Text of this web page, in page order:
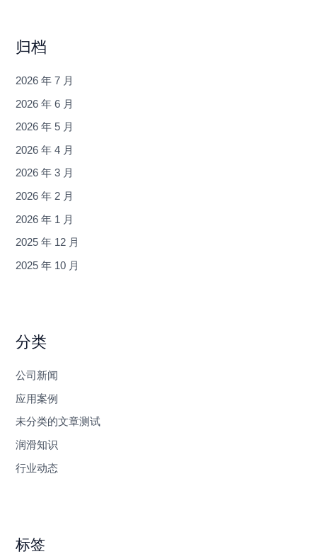
归档
2026 年 7 月
2026 年 6 月
2026 年 5 月
2026 年 4 月
2026 年 3 月
2026 年 2 月
2026 年 1 月
2025 年 12 月
2025 年 10 月
分类
公司新闻
应用案例
未分类的文章测试
润滑知识
行业动态
标签